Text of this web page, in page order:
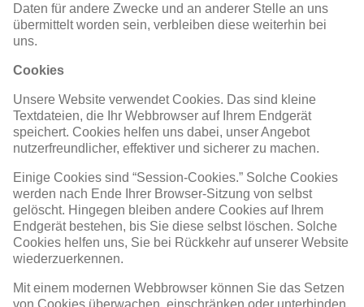
Daten für andere Zwecke und an anderer Stelle an uns
übermittelt worden sein, verbleiben diese weiterhin bei
uns.
Cookies
Unsere Website verwendet Cookies. Das sind kleine
Textdateien, die Ihr Webbrowser auf Ihrem Endgerät
speichert. Cookies helfen uns dabei, unser Angebot
nutzerfreundlicher, effektiver und sicherer zu machen.
Einige Cookies sind “Session-Cookies.” Solche Cookies
werden nach Ende Ihrer Browser-Sitzung von selbst
gelöscht. Hingegen bleiben andere Cookies auf Ihrem
Endgerät bestehen, bis Sie diese selbst löschen. Solche
Cookies helfen uns, Sie bei Rückkehr auf unserer Website
wiederzuerkennen.
Mit einem modernen Webbrowser können Sie das Setzen
von Cookies überwachen, einschränken oder unterbinden.